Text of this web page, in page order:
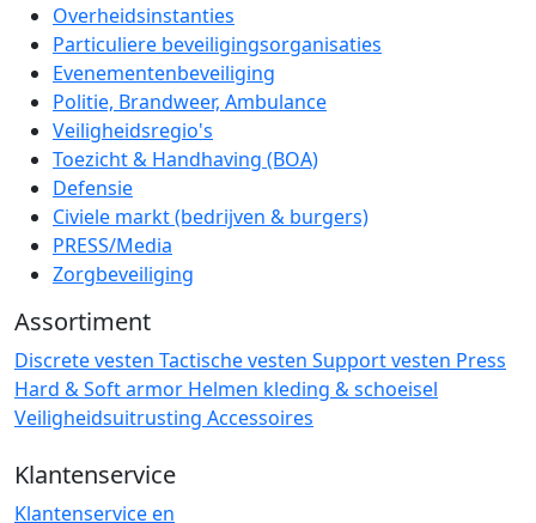
Overheidsinstanties
Particuliere beveiligingsorganisaties
Evenementenbeveiliging
Politie, Brandweer, Ambulance
Veiligheidsregio's
Toezicht & Handhaving (BOA)
Defensie
Civiele markt (bedrijven & burgers)
PRESS/Media
Zorgbeveiliging
Assortiment
Discrete vesten Tactische vesten Support vesten Press
Hard & Soft armor Helmen kleding & schoeisel
Veiligheidsuitrusting Accessoires
Klantenservice
Klantenservice en